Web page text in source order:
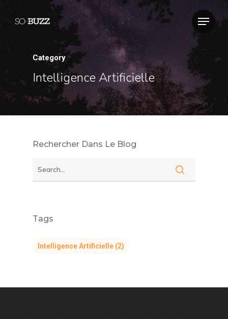
Category
Intelligence Artificielle
Rechercher Dans Le Blog
Tags
Intelligence Artificielle (2)